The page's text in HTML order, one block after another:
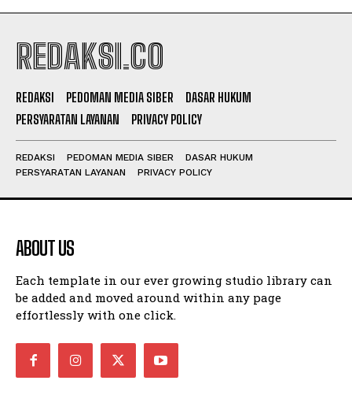
REDAKSI.CO
REDAKSI PEDOMAN MEDIA SIBER
DASAR HUKUM
PERSYARATAN LAYANAN
PRIVACY POLICY
REDAKSI PEDOMAN MEDIA SIBER
DASAR HUKUM
PERSYARATAN LAYANAN
PRIVACY POLICY
ABOUT US
Each template in our ever growing studio library can
be added and moved around within any page
effortlessly with one click.